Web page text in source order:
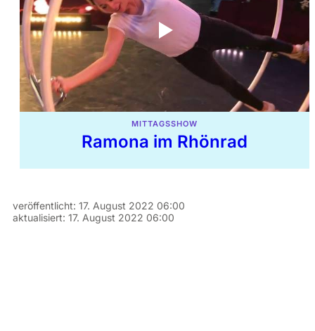
MITTAGSSHOW
Ramona im Rhönrad
veröffentlicht: 17. August 2022 06:00
aktualisiert: 17. August 2022 06:00